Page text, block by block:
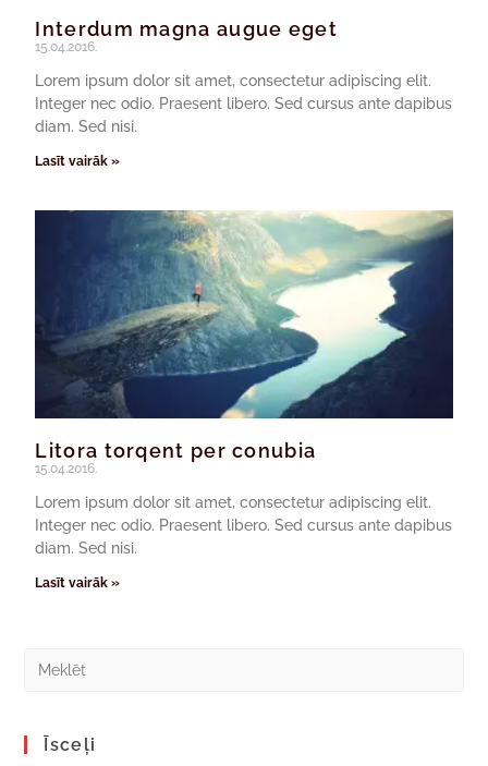
Interdum magna augue eget
15.04.2016.
Lorem ipsum dolor sit amet, consectetur adipiscing elit.
Integer nec odio. Praesent libero. Sed cursus ante dapibus
diam. Sed nisi.
Lasīt vairāk »
Litora torqent per conubia
15.04.2016.
Lorem ipsum dolor sit amet, consectetur adipiscing elit.
Integer nec odio. Praesent libero. Sed cursus ante dapibus
diam. Sed nisi.
Lasīt vairāk »
Īsceļi